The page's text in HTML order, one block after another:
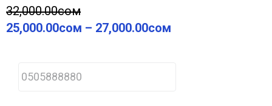
32,000.00сом
25,000.00сом – 27,000.00сом
h
o